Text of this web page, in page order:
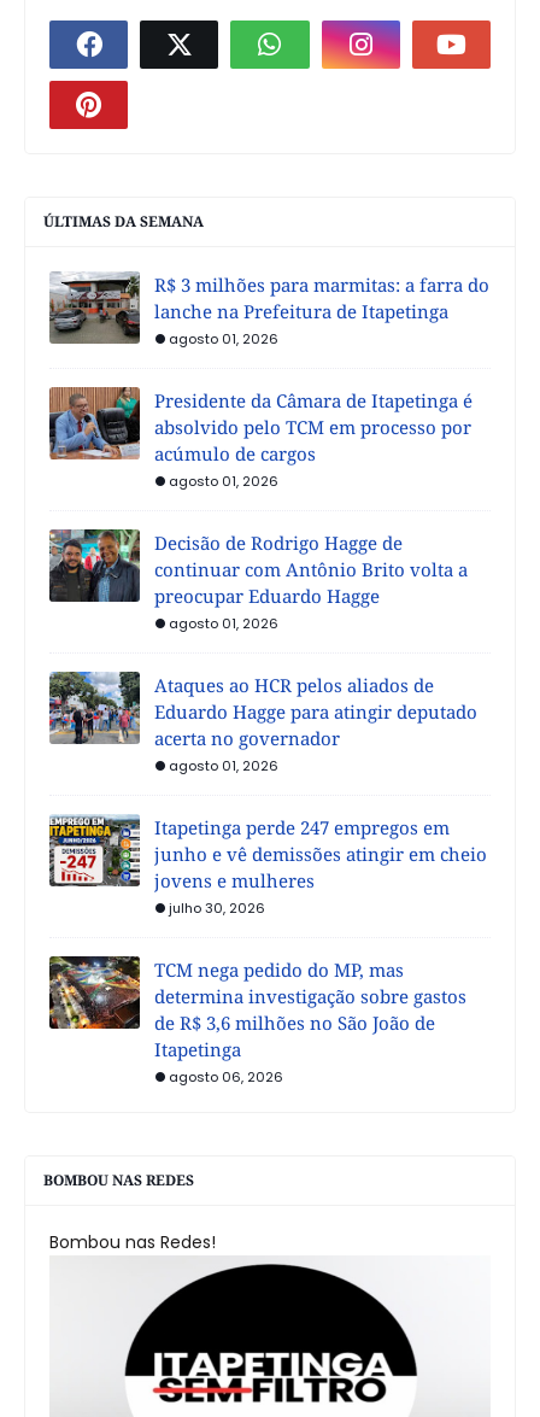
ÚLTIMAS DA SEMANA
R$ 3 milhões para marmitas: a farra do
lanche na Prefeitura de Itapetinga
agosto 01, 2026
Presidente da Câmara de Itapetinga é
absolvido pelo TCM em processo por
acúmulo de cargos
agosto 01, 2026
Decisão de Rodrigo Hagge de
continuar com Antônio Brito volta a
preocupar Eduardo Hagge
agosto 01, 2026
Ataques ao HCR pelos aliados de
Eduardo Hagge para atingir deputado
acerta no governador
agosto 01, 2026
Itapetinga perde 247 empregos em
junho e vê demissões atingir em cheio
jovens e mulheres
julho 30, 2026
TCM nega pedido do MP, mas
determina investigação sobre gastos
de R$ 3,6 milhões no São João de
Itapetinga
agosto 06, 2026
BOMBOU NAS REDES
Bombou nas Redes!